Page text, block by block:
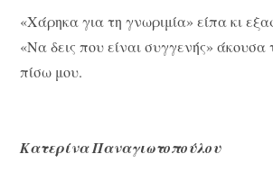
«Χάρηκα για τη γνωριμία» είπα κι
«Να δεις που είναι συγγενής» άκουσα
πίσω μου.
Κατερίνα Παναγιωτοπούλου